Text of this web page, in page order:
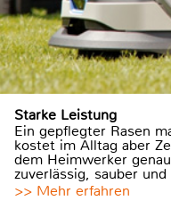
Starke Leistung
Ein gepflegter Rasen
kostet im Alltag aber
dem Heimwerker
zuverlässig, sauber
>> Mehr erfahren